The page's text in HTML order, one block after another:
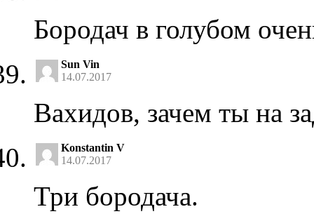
Бородач в голубом
Sun Vin
14.07.2017
Вахидов, зачем ты на
Konstantin V
14.07.2017
Три бородача.